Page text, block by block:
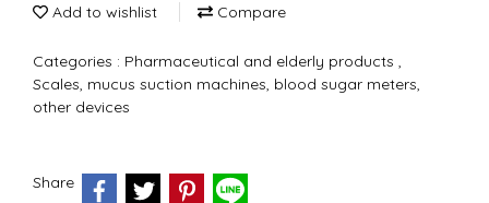
Add to wishlist Compare
Categories : Pharmaceutical and elderly products ,
Scales, mucus suction machines, blood sugar meters,
other devices
Share